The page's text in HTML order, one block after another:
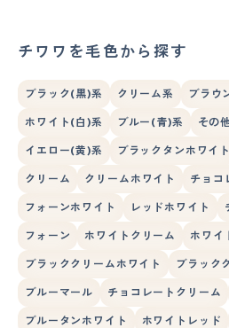
チワワを毛色から探す
ブラック(黒)系 クリーム系 ブラウ
ホワイト(白)系 ブルー(青)系 その
イエロー(黄)系 ブラックタンホワイト
クリーム クリームホワイト チョコ
フォーンホワイト レッドホワイト
フォーン ホワイトクリーム ホワイ
ブラッククリームホワイト ブラック
ブルーマール チョコレートクリーム
ブルータンホワイト ホワイトレッド